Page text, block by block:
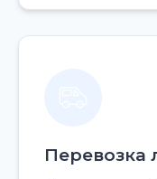
Перевозка